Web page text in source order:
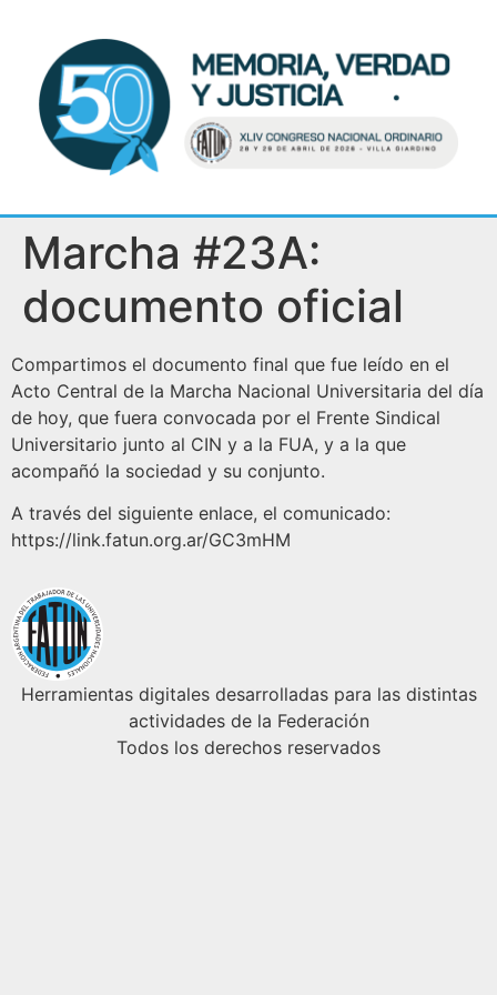
Marcha #23A:
documento oficial
Compartimos el documento final que fue leído en el
Acto Central de la Marcha Nacional Universitaria del día
de hoy, que fuera convocada por el Frente Sindical
Universitario junto al CIN y a la FUA, y a la que
acompañó la sociedad y su conjunto.
A través del siguiente enlace, el comunicado:
https://link.fatun.org.ar/GC3mHM
Herramientas digitales desarrolladas para las distintas
actividades de la Federación
Todos los derechos reservados